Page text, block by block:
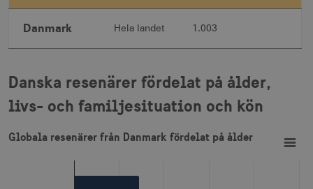
Danmark Hela landet 1.003
Danska resenärer fördelat på ålder,
livs- och familjesituation och kön
Globala resenärer från Danmark fördelat på ålder
Globala resenärer från Danmark fördelat på ålder
Bar chart with 2 data series.
View as data table, Globala resenärer från Danmark fördelat på ålder
The chart has 1 Y axis displaying Procent. Data ranges